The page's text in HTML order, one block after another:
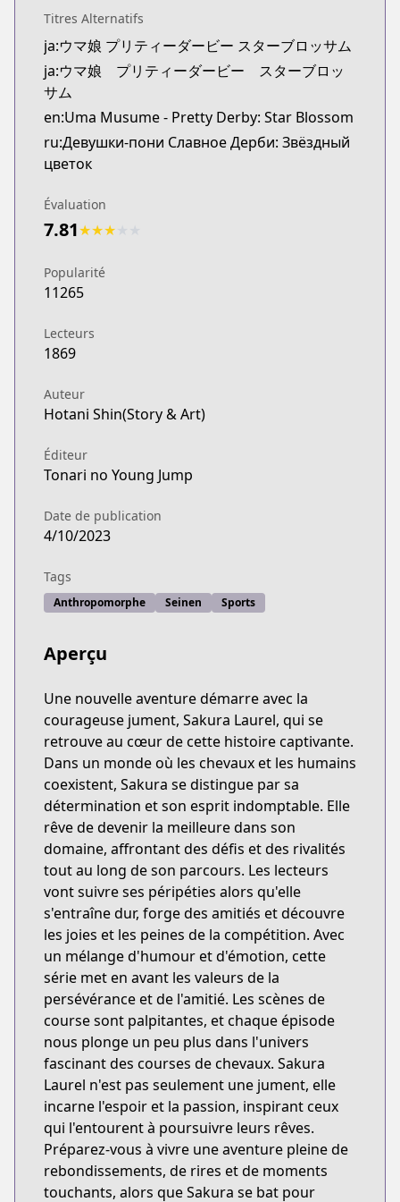
Kitsu
https://kitsu.app/manga/69666
MangaUpdates
MangaUpdates
https://www.mangaupdates.com/
Book☆Walker
Book☆Walker
Titres Alternatifs
ja:ウマ娘 プリティーダービー スターブロッサム
ja:ウマ娘 プリティーダービー スターブロッ
サム
en:Uma Musume - Pretty Derby: Star Blossom
ru:Девушки-пони Славное Дерби: Звёздный
цветок
Évaluation
7.81★★★
Popularité
11265
Lecteurs
1869
Auteur
Hotani Shin(Story & Art)
Éditeur
Tonari no Young Jump
Date de publication
4/10/2023
Tags
Anthropomorphe Seinen Sports
Aperçu
Une nouvelle aventure démarre avec la
courageuse jument, Sakura Laurel, qui se
retrouve au cœur de cette histoire captivante.
Dans un monde où les chevaux et les humains
coexistent, Sakura se distingue par sa
détermination et son esprit indomptable. Elle
rêve de devenir la meilleure dans son
domaine, affrontant des défis et des rivalités
tout au long de son parcours. Les lecteurs
vont suivre ses péripéties alors qu'elle
s'entraîne dur, forge des amitiés et découvre
les joies et les peines de la compétition. Avec
un mélange d'humour et d'émotion, cette
série met en avant les valeurs de la
persévérance et de l'amitié. Les scènes de
course sont palpitantes, et chaque épisode
nous plonge un peu plus dans l'univers
fascinant des courses de chevaux. Sakura
Laurel n'est pas seulement une jument, elle
incarne l'espoir et la passion, inspirant ceux
qui l'entourent à poursuivre leurs rêves.
Préparez-vous à vivre une aventure pleine de
rebondissements, de rires et de moments
touchants, alors que Sakura se bat pour